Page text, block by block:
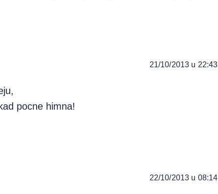
21/10/2013 u 22:43
pocne himna!
22/10/2013 u 08:14